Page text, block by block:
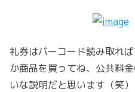
礼券はバーコード読み取れ
か商品を買ってね、公共料
いな説明だと思います（笑）